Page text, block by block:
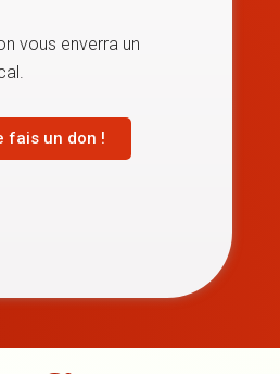
vous enverra un
fais un don !